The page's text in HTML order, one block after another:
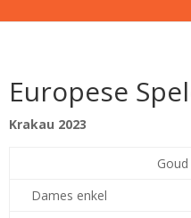
Europese
Krakau 2023
Goud
Dames enkel